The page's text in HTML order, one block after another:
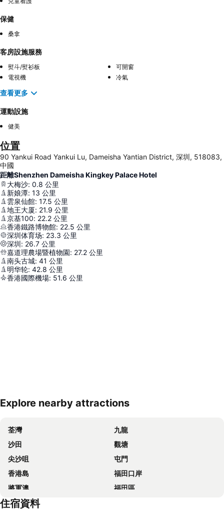
保健
桑拿
客房設施服務
熨斗/熨衫板
可開窗
電視機
冷氣
查看更多
運動設施
健美
位置
90 Yankui Road Yankui Lu, Dameisha Yantian District, 深圳, 518083,
中國
距離Shenzhen Dameisha Kingkey Palace Hotel
大梅沙: 0.8 公里
新娘潭: 13 公里
雲泉仙館: 17.5 公里
地王大厦: 21.9 公里
京基100: 22.2 公里
香港鐵路博物館: 22.5 公里
深圳体育场: 23.3 公里
深圳: 26.7 公里
嘉道理農場暨植物園: 27.2 公里
南头古城: 41 公里
明华轮: 42.8 公里
香港國際機場: 51.6 公里
展開地圖
Explore nearby attractions
荃灣
九龍
沙田
觀塘
尖沙咀
屯門
香港島
福田口岸
將軍澳
福田區
Mong Kok Metro Station
住宿資料